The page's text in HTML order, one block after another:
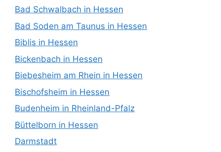
Bad Schwalbach in Hessen
Bad Soden am Taunus in Hessen
Biblis in Hessen
Bickenbach in Hessen
Biebesheim am Rhein in Hessen
Bischofsheim in Hessen
Budenheim in Rheinland-Pfalz
Büttelborn in Hessen
Darmstadt